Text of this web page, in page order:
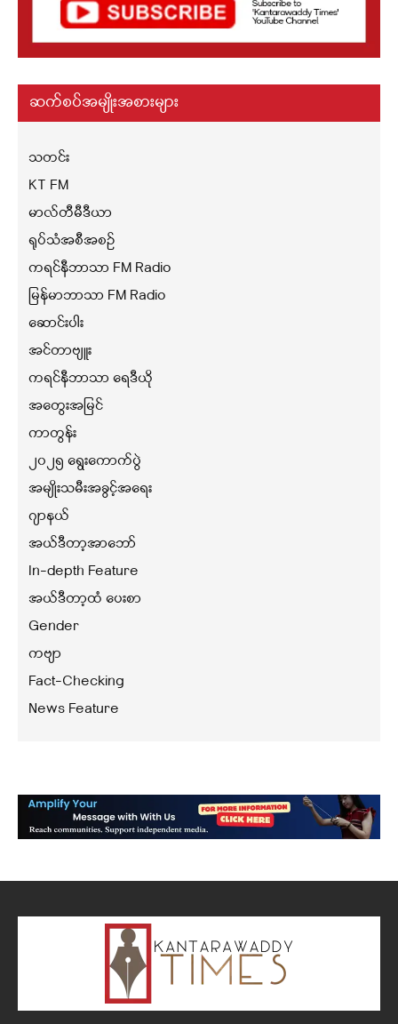
ဆက်စပ်အမျိုးအစားများ
သတင်း
KT FM
မာလ်တီမီဒီယာ
ရုပ်သံအစီအစဉ်
ကရင်နီဘာသာ FM Radio
မြန်မာဘာသာ FM Radio
ဆောင်းပါး
အင်တာဗျူး
ကရင်နီဘာသာ ရေဒီယို
အတွေးအမြင်
ကာတွန်း
၂၀၂၅ ရွေးကောက်ပွဲ
အမျိုးသမီးအခွင့်အရေး
ဂျာနယ်
အယ်ဒီတာ့အာဘော်
In-depth Feature
အယ်ဒီတာ့ထံ ပေးစာ
Gender
ကဗျာ
Fact-Checking
News Feature